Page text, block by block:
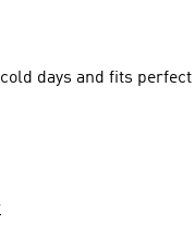
days and fits perfect